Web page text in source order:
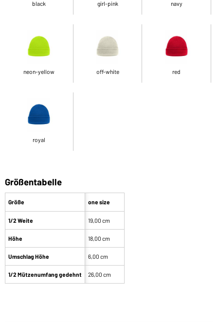
black girl-pink navy
neon-yellow off-white red
royal
Größentabelle
Größe
1/2 Weite
Höhe
Umschlag Höhe
1/2 Mützenumfang gedehnt
one size
19,00 cm
18,00 cm
6,00 cm
26,00 cm